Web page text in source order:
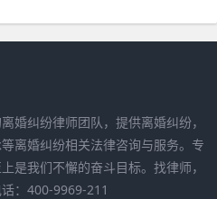
婚纠纷律师团队，提供离婚纠纷，
离婚纠纷相关法律咨询与服务。专
是我们不懈的奋斗目标。找律师，
：400-9969-211